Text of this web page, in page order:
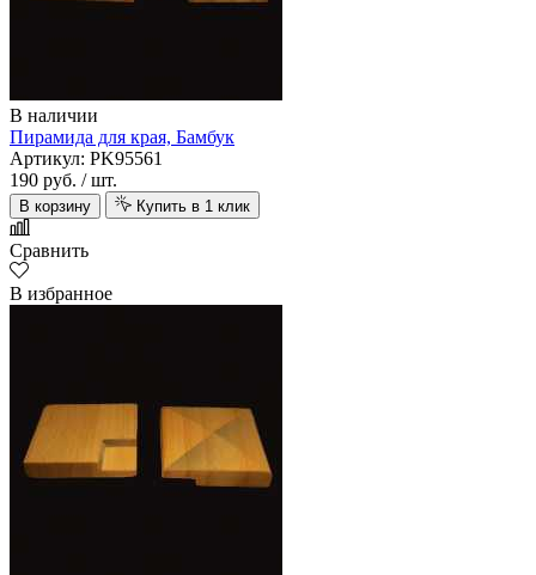
В наличии
Пирамида для края, Бамбук
Артикул: PK95561
190 руб. / шт.
В корзину Купить в 1 клик
Сравнить
В избранное